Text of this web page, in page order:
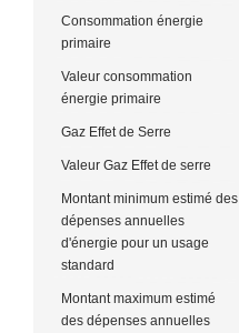
Consommation énergie
primaire
Valeur consommation
énergie primaire
Gaz Effet de Serre
Valeur Gaz Effet de serre
Montant minimum estimé des
dépenses annuelles
d'énergie pour un usage
standard
Montant maximum estimé
des dépenses annuelles